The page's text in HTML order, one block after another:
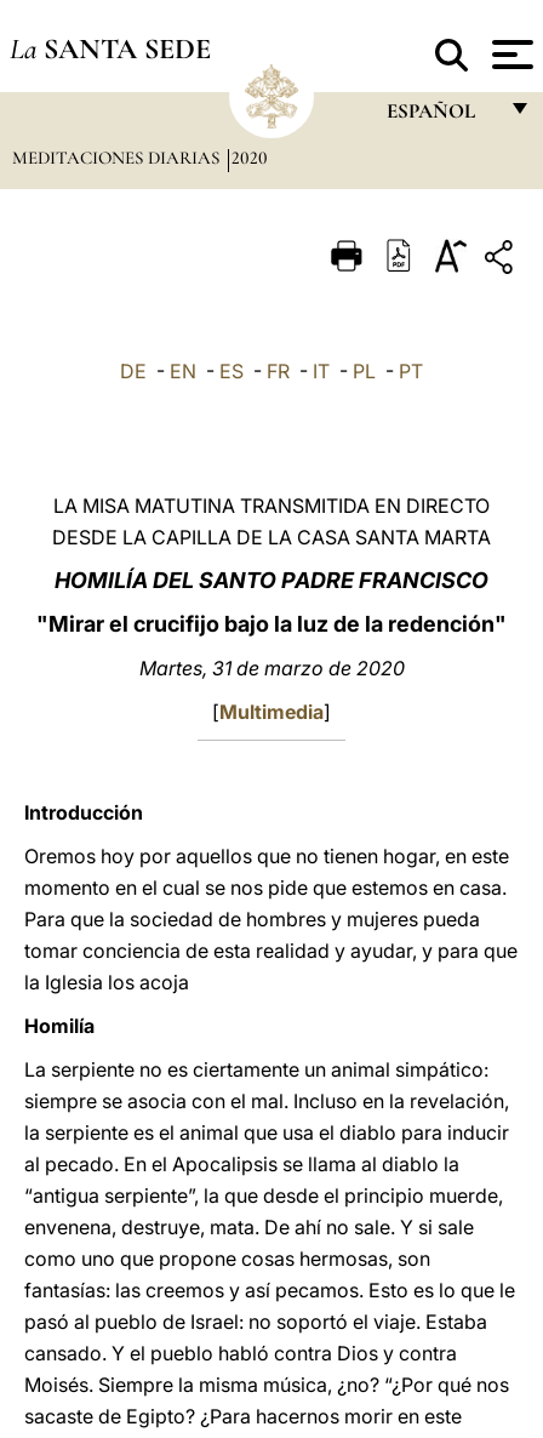
La SANTA SEDE
ESPAÑOL
ITALIANO
中文
LATINE
MEDITACIONES DIARIAS 2020
DE - EN - ES - FR - IT - PL - PT
LA MISA MATUTINA TRANSMITIDA EN DIRECTO
DESDE LA CAPILLA DE LA CASA SANTA MARTA
HOMILÍA DEL SANTO PADRE FRANCISCO
"Mirar el crucifijo bajo la luz de la redención"
Martes, 31 de marzo de 2020
[Multimedia]
Introducción
Oremos hoy por aquellos que no tienen hogar, en este
momento en el cual se nos pide que estemos en casa.
Para que la sociedad de hombres y mujeres pueda
tomar conciencia de esta realidad y ayudar, y para que
la Iglesia los acoja
Homilía
La serpiente no es ciertamente un animal simpático:
siempre se asocia con el mal. Incluso en la revelación,
la serpiente es el animal que usa el diablo para inducir
al pecado. En el Apocalipsis se llama al diablo la
“antigua serpiente”, la que desde el principio muerde,
envenena, destruye, mata. De ahí no sale. Y si sale
como uno que propone cosas hermosas, son
fantasías: las creemos y así pecamos. Esto es lo que le
pasó al pueblo de Israel: no soportó el viaje. Estaba
cansado. Y el pueblo habló contra Dios y contra
Moisés. Siempre la misma música, ¿no? “¿Por qué nos
sacaste de Egipto? ¿Para hacernos morir en este